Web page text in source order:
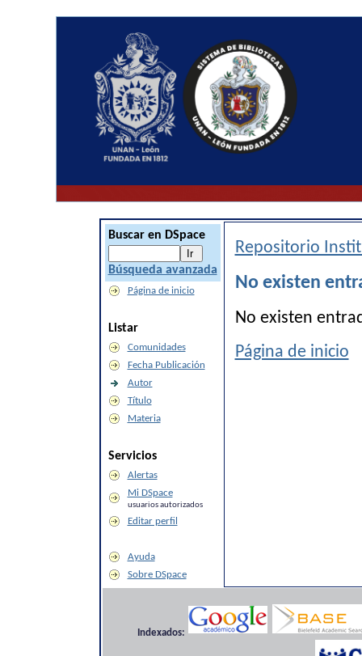
Buscar en DSpace
Búsqueda avanzada
Página de inicio
Listar
Comunidades
Fecha Publicación
Autor
Título
Materia
Servicios
Alertas
Mi DSpace
usuarios autorizados
Editar perfil
Ayuda
Sobre DSpace
Repositorio
No existen
No existen
Página de inicio
Indexados: